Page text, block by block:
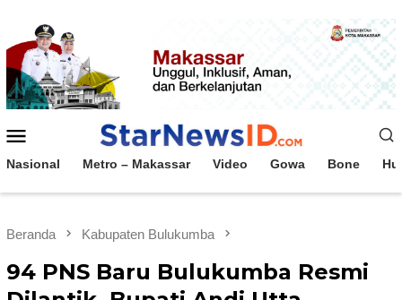
konten
Mobile
Nasional Metro – Makassar Video Gowa Bone
Beranda Kabupaten Bulukumba
94 PNS Baru Bulukumba Resmi